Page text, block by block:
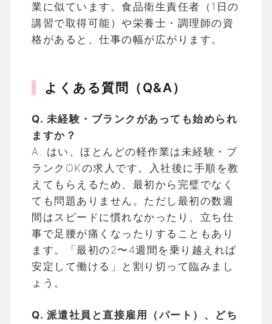
業に似ています。食品衛生責任者（1日の
講習で取得可能）や栄養士・調理師の資
格があると、仕事の幅が広がります。
よくある質問（Q&A）
Q. 未経験・ブランクがあっても始められ
ますか？
A. はい、ほとんどの軽作業は未経験・ブ
ランクOKの求人です。入社後に手順を教
えてもらえるため、最初から完璧でなく
ても問題ありません。ただし最初の数週
間はスピードに慣れなかったり、立ち仕
事で足腰が痛くなったりすることもあり
ます。「最初の2〜4週間を乗り越えれば
安定して働ける」と割り切って臨みまし
ょう。
Q. 派遣社員と直接雇用（パート）、どち